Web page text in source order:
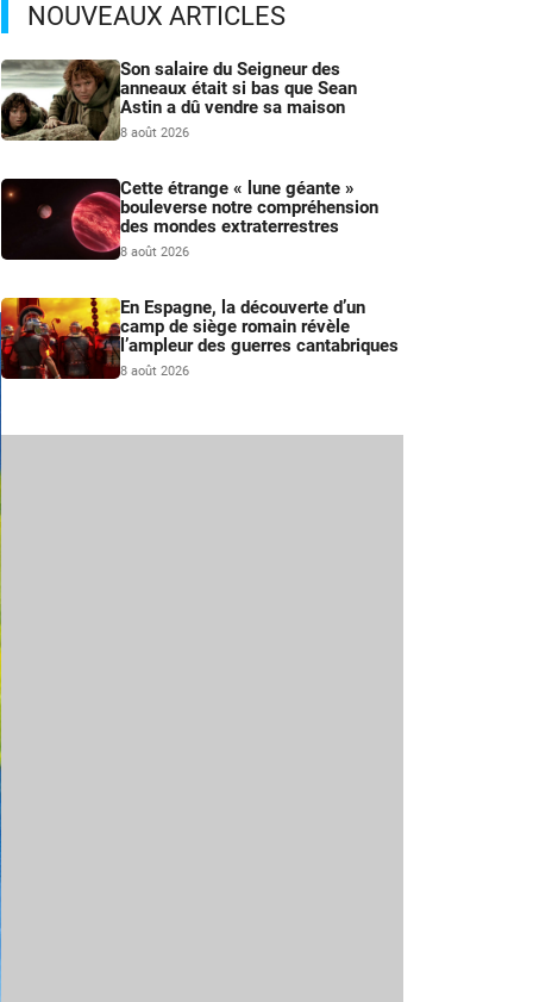
NOUVEAUX ARTICLES
Son salaire du Seigneur des
anneaux était si bas que Sean
Astin a dû vendre sa maison
8 août 2026
Cette étrange « lune géante »
bouleverse notre compréhension
des mondes extraterrestres
8 août 2026
En Espagne, la découverte d’un
camp de siège romain révèle
l’ampleur des guerres cantabriques
8 août 2026